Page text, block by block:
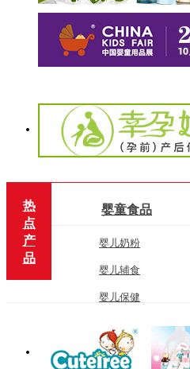
热
点
产
品
婴童食品
婴儿奶粉
婴儿辅食
婴儿保健